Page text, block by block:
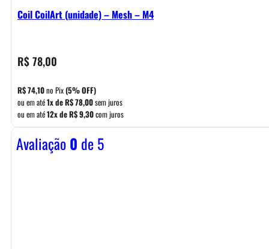
Coil CoilArt (unidade) – Mesh – M4
R$78,00
R$74,10no Pix(5% OFF)
ou em até1x deR$78,00sem juros
ou em até12x deR$9,30com juros
Avaliação0 de 5